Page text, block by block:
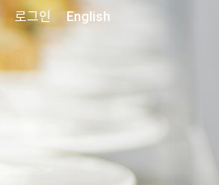
로그인 English